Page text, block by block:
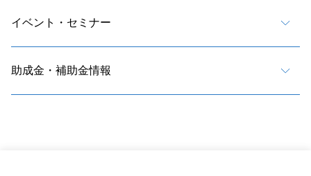
イベント・セミナー
助成金・補助金情報